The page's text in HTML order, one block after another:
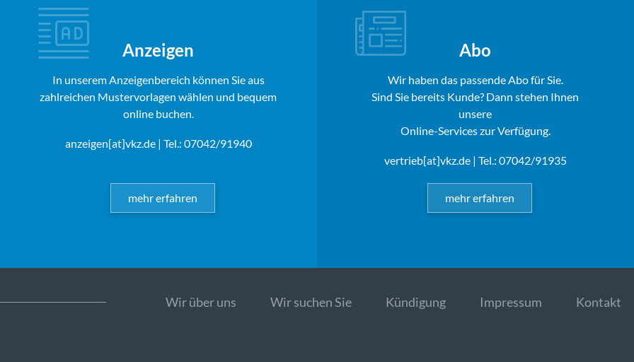
Anzeigen
In unserem Anzeigenbereich können Sie aus
zahlreichen Mustervorlagen wählen und bequem
online buchen.
anzeigen[at]vkz.de| Tel.: 07042/91940
mehr erfahren
Abo
Wir haben das passende Abo für Sie.
Sind Sie bereits Kunde? Dann stehen Ihnen
unsere
Online-Services zur Verfügung.
vertrieb[at]vkz.de| Tel.: 07042/91935
mehr erfahren
Wir über uns Wir suchen Sie Kündigung Impressum Kontakt